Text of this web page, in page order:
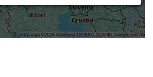
Filter setzen